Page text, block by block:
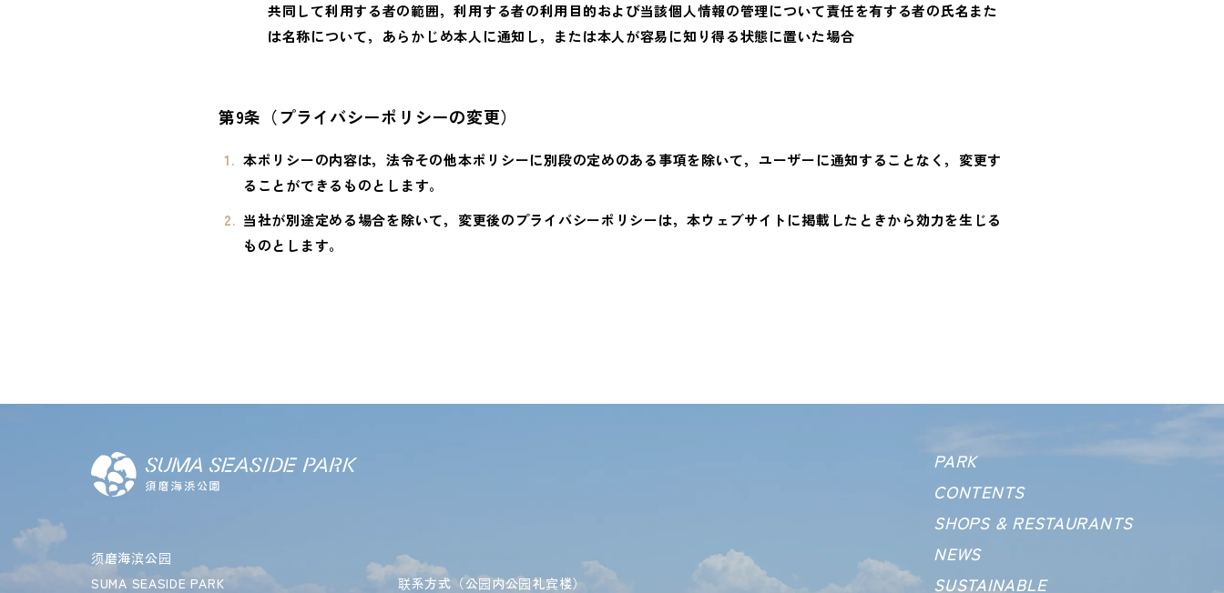
共同して利用する者の範囲，利用する者の利用目的および当該個人情報の管理について責任を有する者の氏名また
は名称について，あらかじめ本人に通知し，または本人が容易に知り得る状態に置いた場合
第9条（プライバシーポリシーの変更）
本ポリシーの内容は，法令その他本ポリシーに別段の定めのある事項を除いて，ユーザーに通知することなく，変更す
ることができるものとします。
当社が別途定める場合を除いて，変更後のプライバシーポリシーは，本ウェブサイトに掲載したときから効力を生じる
ものとします。
须磨海滨公园
SUMA SEASIDE PARK
联系方式（公园内公园礼宾楼）
PARK
CONTENTS
SHOPS &RESTAURANTS
NEWS
SUSTAINABLE